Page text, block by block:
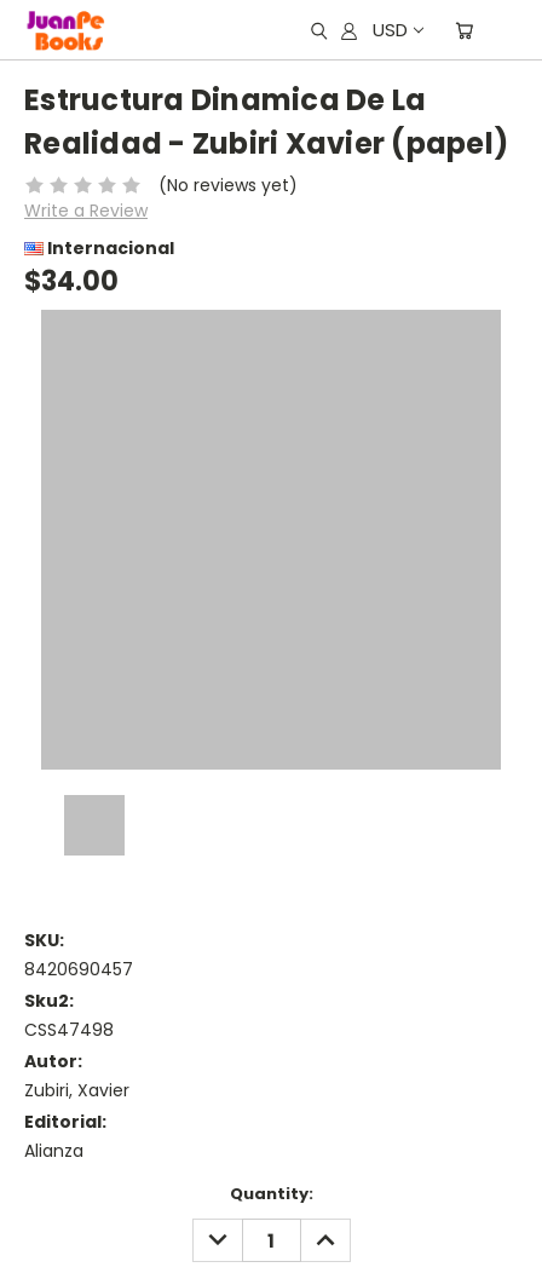
USD
Estructura Dinamica De La
Realidad - Zubiri Xavier (papel)
(No reviews yet)
Write a Review
Internacional
$34.00
SKU:
8420690457
Sku2:
CSS47498
Autor:
Zubiri, Xavier
Editorial:
Alianza
Quantity:
DECREASE
QUANTITY:
INCREASE
QUANTITY: